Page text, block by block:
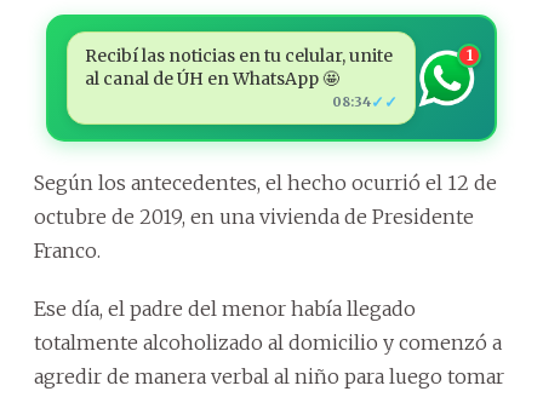
Recibí las noticias en tu celular, unite
al canal de ÚH en WhatsApp 🤩
08:34✓✓
1
Según los antecedentes, el hecho ocurrió el 12 de
octubre de 2019, en una vivienda de Presidente
Franco.
Ese día, el padre del menor había llegado
totalmente alcoholizado al domicilio y comenzó a
agredir de manera verbal al niño para luego tomar